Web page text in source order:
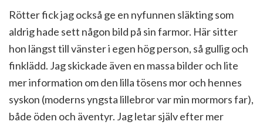
Rötter fick jag också ge en nyfunnen släkting som
aldrig hade sett någon bild på sin farmor. Här sitter
hon längst till vänster i egen hög person, så gullig och
finklädd. Jag skickade även en massa bilder och lite
mer information om den lilla tösens mor och hennes
syskon (moderns yngsta lillebror var min mormors far),
både öden och äventyr. Jag letar själv efter mer